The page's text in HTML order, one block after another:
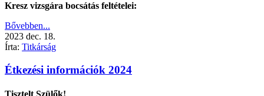
Kresz vizsgára bocsátás feltételei:
Bővebben...
2023 dec. 18.
Írta: Titkárság
Étkezési információk 2024